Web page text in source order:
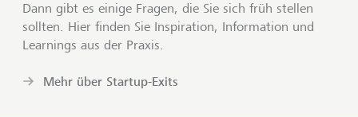
Dann gibt es einige Fragen, die Sie sich früh stellen
sollten. Hier finden Sie Inspiration, Information und
Learnings aus der Praxis.
Mehr über Startup-Exits